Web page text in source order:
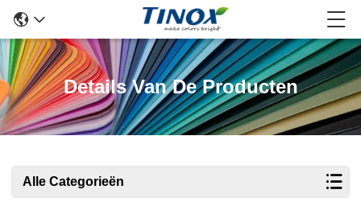
Details Van De Producten
Alle Categorieën